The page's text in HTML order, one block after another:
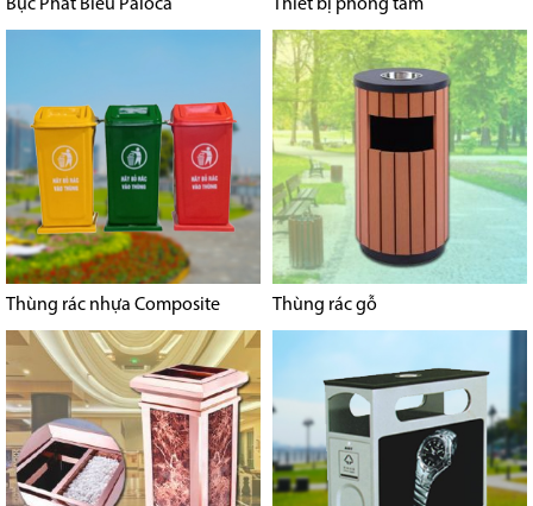
Bục Phát Biểu Paloca Thiết bị phòng tắm
Thùng rác nhựa Composite Thùng rác gỗ